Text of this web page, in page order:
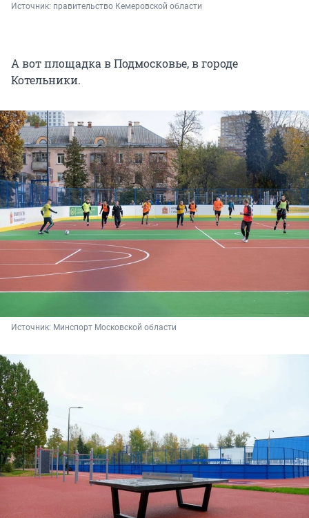
Источник: правительство Кемеровской области
А вот площадка в Подмосковье, в городе
Котельники.
Источник: Минспорт Московской области